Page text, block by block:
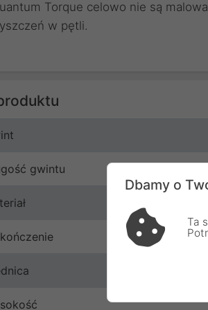
Torque celowo nie są
w pętli.
gwintu
Dbamy o
Ta